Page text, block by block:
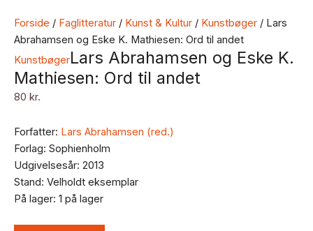
Forside / Faglitteratur / Kunst & Kultur / Kunstbøger / Lars
Abrahamsen og Eske K. Mathiesen: Ord til andet
KunstbøgerLars Abrahamsen og Eske K.
Mathiesen: Ord til andet
80 kr.
Forfatter: Lars Abrahamsen (red.)
Forlag: Sophienholm
Udgivelsesår: 2013
Stand: Velholdt eksemplar
På lager: 1 på lager